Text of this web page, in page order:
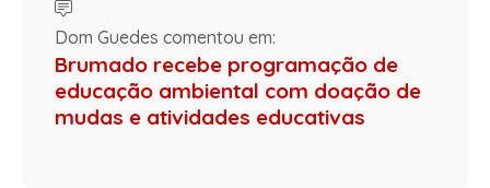
Dom Guedes comentou em:
Brumado recebe programação de
educação ambiental com doação de
mudas e atividades educativas